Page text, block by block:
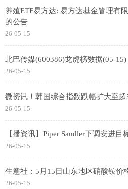
养殖ETF易方达: 易方达基金管理有
的公告
26-05-15
北巴传媒(600386)龙虎榜数据(05-15)
26-05-15
微资讯！韩国综合指数跌幅扩大至
26-05-15
【播资讯】Piper Sandler下调安进目
26-05-15
生意社：5月15日山东地区硝酸铵价
26-05-15